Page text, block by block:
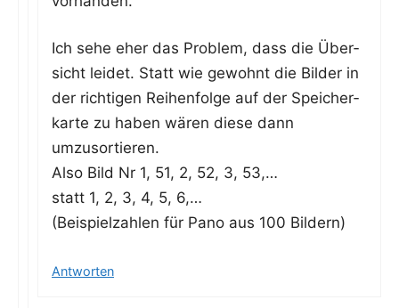
Ich sehe eher das Pro­blem, dass die Über­
sicht lei­det. Statt wie gewohnt die Bil­der in
der rich­ti­gen Rei­hen­fol­ge auf der Spei­cher­
kar­te zu haben wären die­se dann
umzusortieren.
Also Bild Nr 1, 51, 2, 52, 3, 53,…
statt 1, 2, 3, 4, 5, 6,…
(Bei­spiel­zah­len für Pano aus 100 Bildern)
Antworten